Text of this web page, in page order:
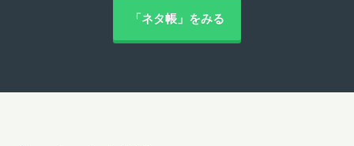
「ネタ帳」をみる